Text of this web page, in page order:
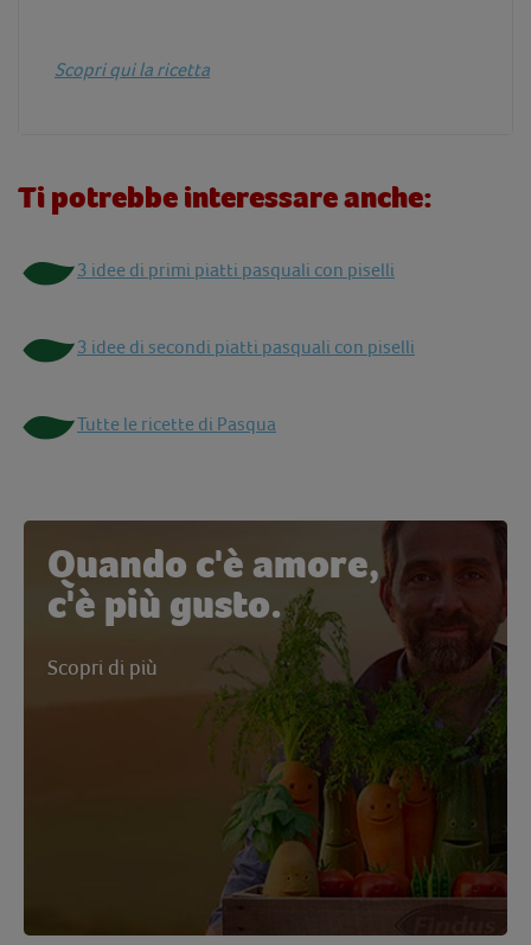
Scopri qui la ricetta
Ti potrebbe interessare anche:
3 idee di primi piatti pasquali con piselli
3 idee di secondi piatti pasquali con piselli
Tutte le ricette di Pasqua
Quando c'è amore,
c'è più gusto.
Scopri di più